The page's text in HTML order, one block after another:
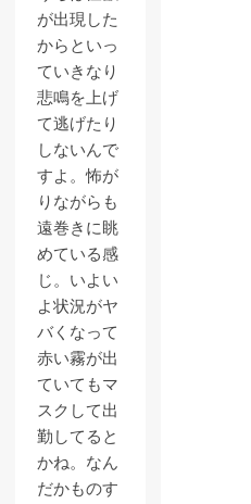
が出現した
からといっ
ていきなり
悲鳴を上げ
て逃げたり
しないんで
すよ。怖が
りながらも
遠巻きに眺
めている感
じ。いよい
よ状況がヤ
バくなって
赤い霧が出
ていてもマ
スクして出
勤してると
かね。なん
だかものす